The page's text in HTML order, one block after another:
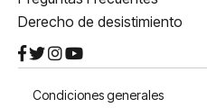
Derecho de desistimiento
Condiciones generales